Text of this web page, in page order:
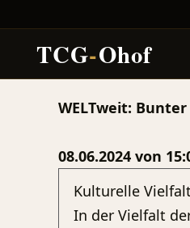
TCG-Ohof
WELTweit:
08.06.2024 von
Kulturelle
In der Vielfalt